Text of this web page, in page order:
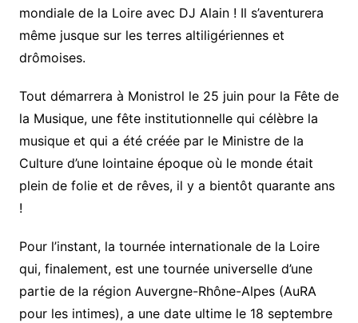
mondiale de la Loire avec DJ Alain ! Il s’aventurera
même jusque sur les terres altiligériennes et
drômoises.
Tout démarrera à Monistrol le 25 juin pour la Fête de
la Musique, une fête institutionnelle qui célèbre la
musique et qui a été créée par le Ministre de la
Culture d’une lointaine époque où le monde était
plein de folie et de rêves, il y a bientôt quarante ans
!
Pour l’instant, la tournée internationale de la Loire
qui, finalement, est une tournée universelle d’une
partie de la région Auvergne-Rhône-Alpes (AuRA
pour les intimes), a une date ultime le 18 septembre